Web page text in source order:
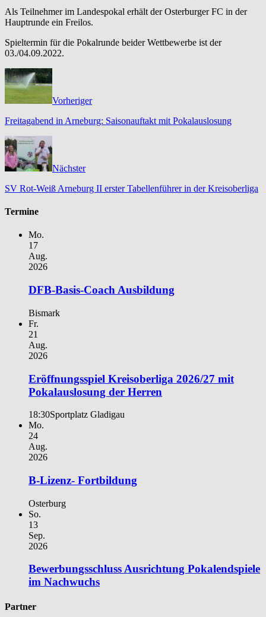
Als Teilnehmer im Landespokal erhält der Osterburger FC in der
Hauptrunde ein Freilos.
Spieltermin für die Pokalrunde beider Wettbewerbe ist der
03./04.09.2022.
Vorheriger
Freitagabend in Arneburg: Saisonauftakt mit Pokalauslosung
Nächster
SV Rot-Weiß Arneburg II erster Tabellenführer in der Kreisoberliga
Termine
Mo.
17
Aug.
2026
DFB-Basis-Coach Ausbildung
Bismark
Fr.
21
Aug.
2026
Eröffnungsspiel Kreisoberliga 2026/27 mit
Pokalauslosung der Herren
18:30Sportplatz Gladigau
Mo.
24
Aug.
2026
B-Lizenz- Fortbildung
Osterburg
So.
13
Sep.
2026
Bewerbungsschluss Ausrichtung Pokalendspiele
im Nachwuchs
Partner